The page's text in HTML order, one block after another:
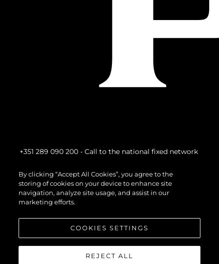
+351 289 090 200 - Call to the national fixed network
By clicking “Accept All Cookies”, you agree to the
storing of cookies on your device to enhance site
navigation, analyze site usage, and assist in our
marketing efforts.
COOKIES SETTINGS
REJECT ALL